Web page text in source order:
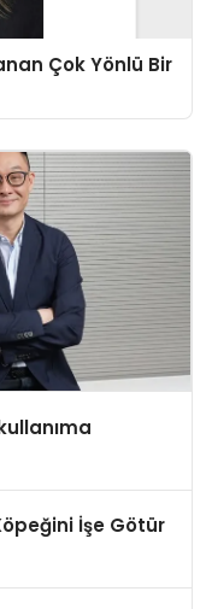
Çok Yönlü Bir
İşe Götür